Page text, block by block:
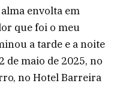
envolta em
que foi o meu
a tarde e a noite
de maio de 2025, no
no Hotel Barreira